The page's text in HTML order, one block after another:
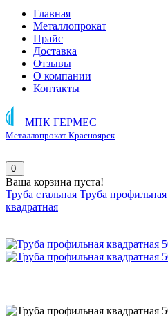
Главная
Металлопрокат
Прайс
Доставка
Отзывы
О компании
Контакты
МПК ГЕРМЕС
Металлопрокат Красноярск
0
Ваша корзина пуста!
Труба стальная Труба профильная
квадратная